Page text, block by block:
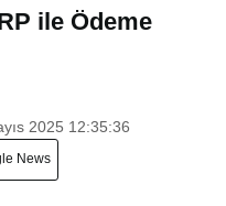
ile Ödeme
2025 12:35:36
News